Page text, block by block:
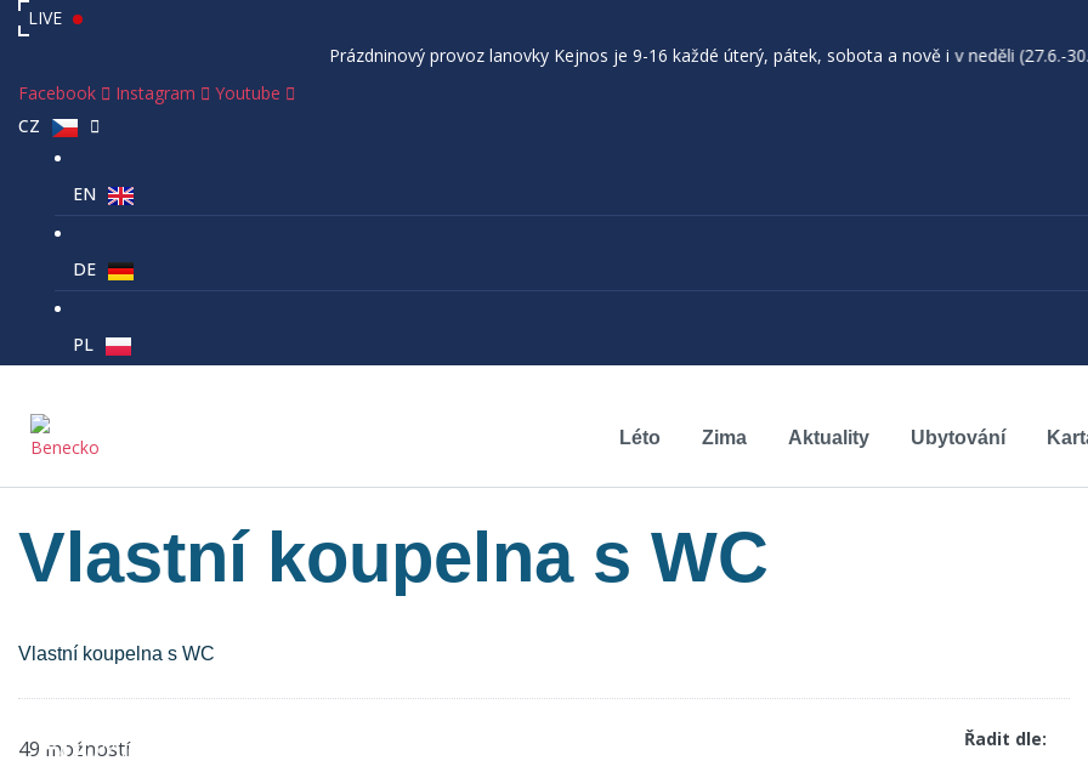
LIVE
Prázdninový provoz lanovky Kejnos je 9-16 každé úterý, pátek, sobota a nově i v neděli (27.6.-30.8.) +
Facebook
Instagram
Youtube
CZ
EN
DE
PL
Léto Zima Aktuality Ubytování
Vlastní koupelna s WC
Vlastní koupelna s WC
49 možností Řadit dle:
500Kč/Dítě 450,-